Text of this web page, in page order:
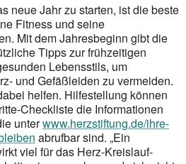
neue Jahr zu starten, ist die beste
Fitness und seine
Mit dem Jahresbeginn gibt die
Tipps zur frühzeitigen
Lebensstils, um
und Gefäßleiden zu vermeiden.
helfen. Hilfestellung können
Checkliste die Informationen
unterwww.herzstiftung.de/ihre-
abrufbar sind. „Ein
viel für das Herz-Kreislauf-